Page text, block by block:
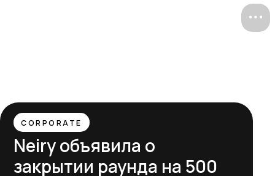
CORPORATE
Neiry объявила о
закрытии раунда на 500